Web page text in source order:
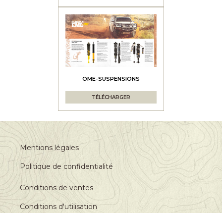
OME-SUSPENSIONS
TÉLÉCHARGER
Mentions légales
Politique de confidentialité
Conditions de ventes
Conditions d'utilisation